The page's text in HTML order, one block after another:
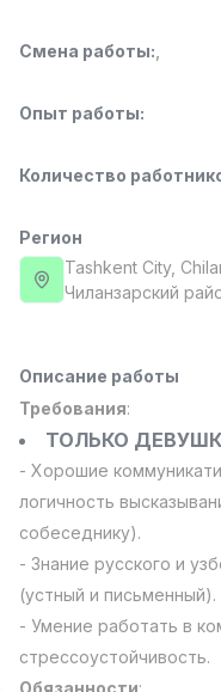
Доставка
3,500,000 -
Full time job
Ish joyidan
Фармацевт
3,000,000 -
NAVBAHOR APTEKA
Оператор по
девушек!)
Договорная
NAFF
Full time job
Ish joyidan
Агент по продажам
Договорная
LION_ESTATE
Full time job
Преподаватель
Смена работы:
Опыт работы:
Количество
Регион
Tashkent City,
Чиланзарский
Описание работы
Требования:
ТОЛЬКО
- Хорошие
логичность
собеседнику).
- Знание русского и
(устный и письменный).
- Умение работать в
стрессоустойчивость.
Обязанности:
Вакансии